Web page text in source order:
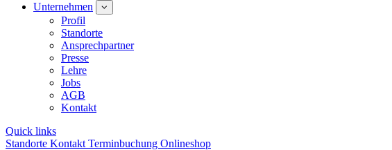
Unternehmen
Profil
Standorte
Ansprechpartner
Presse
Lehre
Jobs
AGB
Kontakt
Quick links
Standorte Kontakt Terminbuchung Onlineshop